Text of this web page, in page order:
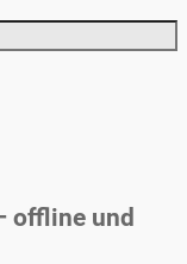
offline und